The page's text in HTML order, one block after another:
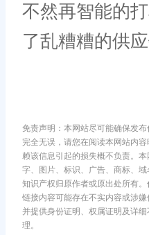
不然再智能的
了乱糟糟的供应
免责声明：本网站尽可能确保发
完全无误，请您在阅读本网站内
赖该信息引起的损失概不负责。
字、图片、标识、广告、商标、
知识产权归原作者或原出处所有
链接内容可能存在不实内容或涉
并提供身份证明、权属证明及详
理。